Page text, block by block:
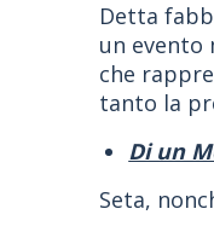
Detta
un evento
che
tanto la
Di un
Seta,